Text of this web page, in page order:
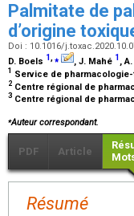
Palmitate de
d’origine
Doi : 10.1016/
D. Boels 1,⁎ , J. Mahé 1 ,
1 Service de
2 Centre régional de
3 Centre régional de
⁎Auteur correspondant.
PDF Article
Résumé